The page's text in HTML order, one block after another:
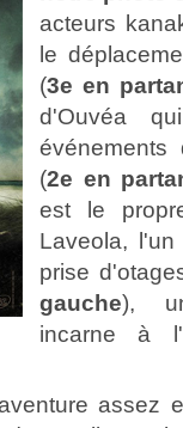
acteurs
le
(3e en
d'Ouvéa
(2e en
est le
Laveola,
prise
gauche),
incarne à
assez